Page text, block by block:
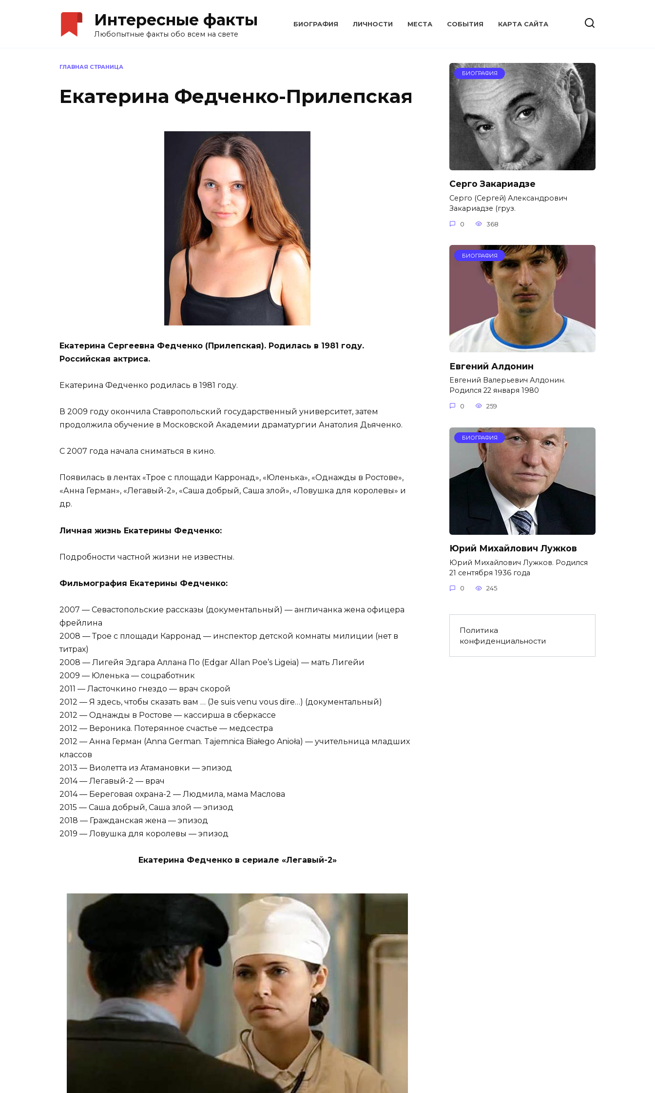
Интересные факты
Любопытные факты обо всем на свете
БИОГРАФИЯ ЛИЧНОСТИ МЕСТА CОБЫТИЯ КАРТА САЙТА
ГЛАВНАЯ СТРАНИЦА
Екатерина Федченко-Прилепская
Екатерина Сергеевна Федченко (Прилепская). Родилась в 1981 году.
Российская актриса.
Екатерина Федченко родилась в 1981 году.
В 2009 году окончила Ставропольский государственный университет, затем
продолжила обучение в Московской Академии драматургии Анатолия Дьяченко.
С 2007 года начала сниматься в кино.
Появилась в лентах «Трое с площади Карронад», «Юленька», «Однажды в Ростове»,
«Анна Герман», «Легавый-2», «Саша добрый, Саша злой», «Ловушка для королевы» и
др.
Личная жизнь Екатерины Федченко:
Подробности частной жизни не известны.
Фильмография Екатерины Федченко:
2007 — Севастопольские рассказы (документальный) — англичанка жена офицера
фрейлина
2008 — Трое с площади Карронад — инспектор детской комнаты милиции (нет в
титрах)
2008 — Лигейя Эдгара Аллана По (Edgar Allan Poe’s Ligeia) — мать Лигейи
2009 — Юленька — соцработник
2011 — Ласточкино гнездо — врач скорой
2012 — Я здесь, чтобы сказать вам … (Je suis venu vous dire…) (документальный)
2012 — Однажды в Ростове — кассирша в сберкассе
2012 — Вероника. Потерянное счастье — медсестра
2012 — Анна Герман (Anna German. Tajemnica Białego Anioła) — учительница младших
классов
2013 — Виолетта из Атамановки — эпизод
2014 — Легавый-2 — врач
2014 — Береговая охрана-2 — Людмила, мама Маслова
2015 — Саша добрый, Саша злой — эпизод
2018 — Гражданская жена — эпизод
2019 — Ловушка для королевы — эпизод
Екатерина Федченко в сериале «Легавый-2»
БИОГРАФИЯ
Серго Закариадзе
Серго (Сергей) Александрович
Закариадзе (груз.
0 368
БИОГРАФИЯ
Евгений Алдонин
Евгений Валерьевич Алдонин.
Родился 22 января 1980
0 259
БИОГРАФИЯ
Юрий Михайлович Лужков
Юрий Михайлович Лужков. Родился
21 сентября 1936 года
0 245
Политика
конфиденциальности